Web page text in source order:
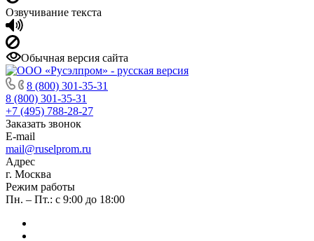
Озвучивание текста
Обычная версия сайта
8 (800) 301-35-31
8 (800) 301-35-31
+7 (495) 788-28-27
Заказать звонок
E-mail
mail@ruselprom.ru
Адрес
г. Москва
Режим работы
Пн. – Пт.: с 9:00 до 18:00